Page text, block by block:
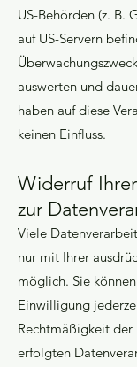
US-Behörden (z. B.
auf US-Servern
auswerten und
haben auf diese
keinen Einfluss.
Widerruf
zur
Viele
nur mit Ihrer
möglich. Sie
Einwilligung
Rechtmäßigkeit der
erfolgten